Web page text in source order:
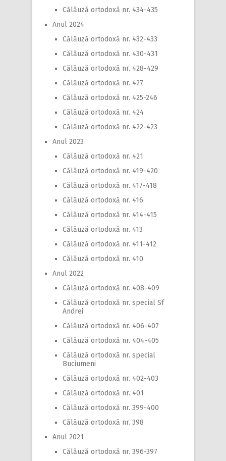
Călăuză ortodoxă nr. 434-435
Anul 2024
Călăuză ortodoxă nr. 432-433
Călăuză ortodoxă nr. 430-431
Călăuză ortodoxă nr. 428-429
Călăuză ortodoxă nr. 427
Călăuză ortodoxă nr. 425-246
Călăuză ortodoxă nr. 424
Călăuză ortodoxă nr. 422-423
Anul 2023
Călăuză ortodoxă nr. 421
Călăuză ortodoxă nr. 419-420
Călăuză ortodoxă nr. 417-418
Călăuză ortodoxă nr. 416
Călăuză ortodoxă nr. 414-415
Călăuză ortodoxă nr. 413
Călăuză ortodoxă nr. 411-412
Călăuză ortodoxă nr. 410
Anul 2022
Călăuză ortodoxă nr. 408-409
Călăuză ortodoxă nr. special Sf
Andrei
Călăuză ortodoxă nr. 406-407
Călăuză ortodoxă nr. 404-405
Călăuză ortodoxă nr. special
Buciumeni
Călăuză ortodoxă nr. 402-403
Călăuză ortodoxă nr. 401
Călăuză ortodoxă nr. 399-400
Călăuză ortodoxă nr. 398
Anul 2021
Călăuză ortodoxă nr. 396-397